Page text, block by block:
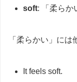
soft: 「柔らか
「柔らかい」には
It feels soft.